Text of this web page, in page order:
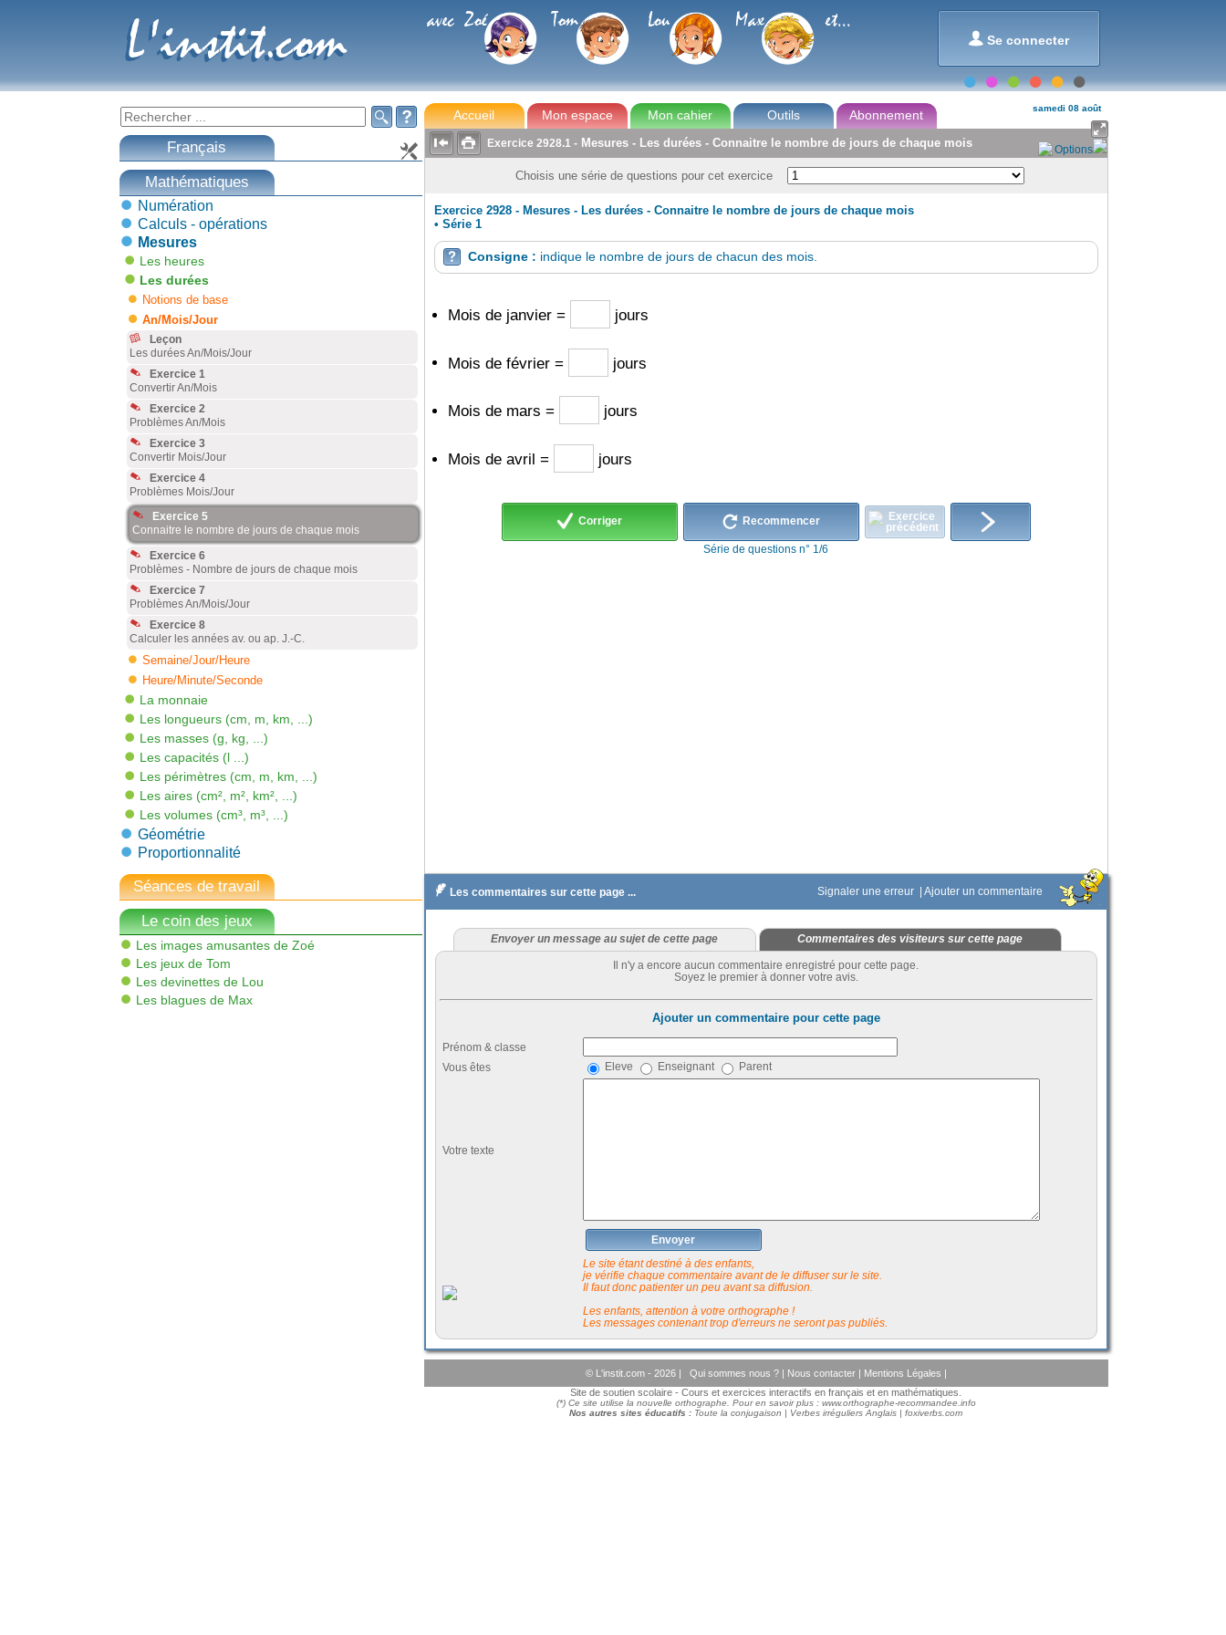
 Se connecter
L'instit.com
L'instit.com avec Zoé Tom Lou Max et...
 

Français
Mathématiques
Numération
Calculs - opérations
Mesures
Les heures
Les durées
Notions de base
An/Mois/Jour
Leçon
Les durées An/Mois/Jour
Exercice 1
Convertir An/Mois
Exercice 2
Problèmes An/Mois
Exercice 3
Convertir Mois/Jour
Exercice 4
Problèmes Mois/Jour
Exercice 5
Connaitre le nombre de jours de chaque mois
Exercice 6
Problèmes - Nombre de jours de chaque mois
Exercice 7
Problèmes An/Mois/Jour
Exercice 8
Calculer les années av. ou ap. J.-C.
Semaine/Jour/Heure
Heure/Minute/Seconde
La monnaie
Les longueurs (cm, m, km, ...)
Les masses (g, kg, ...)
Les capacités (l ...)
Les périmètres (cm, m, km, ...)
Les aires (cm², m², km², ...)
Les volumes (cm³, m³, ...)
Géométrie
Proportionnalité
Séances de travail
Le coin des jeux
Les images amusantes de Zoé
Les jeux de Tom
Les devinettes de Lou
Les blagues de Max
Accueil Mon espace Mon cahier Outils Abonnement samedi 08 août

  Exercice 2928.1- Mesures - Les durées - Connaitre le nombre de jours de chaque mois Options
Choisis une série de questions pour cet exercice
Exercice 2928 - Mesures - Les durées - Connaitre le nombre de jours de chaque mois
• Série 1
 Consigne : indique le nombre de jours de chacun des mois.
Mois de janvier = jours
Mois de février = jours
Mois de mars = jours
Mois de avril = jours
Corriger Recommencer
Série de questions n° 1/6
 Les commentaires sur cette page ... Signaler une erreur | Ajouter un commentaire
Envoyer un message au sujet de cette page Commentaires des visiteurs sur cette page
Il n'y a encore aucun commentaire enregistré pour cette page.
Soyez le premier à donner votre avis.
Ajouter un commentaire pour cette page
Prénom & classe
Vous êtes
Eleve Enseignant Parent
Votre texte
Envoyer
Le site étant destiné à des enfants,
je vérifie chaque commentaire avant de le diffuser sur le site.
Il faut donc patienter un peu avant sa diffusion.
Les enfants, attention à votre orthographe !
Les messages contenant trop d'erreurs ne seront pas publiés.
© L'instit.com - 2026 | Qui sommes nous ? | Nous contacter | Mentions Légales |
Site de soutien scolaire - Cours et exercices interactifs en français et en mathématiques.
(*) Ce site utilise la nouvelle orthographe. Pour en savoir plus : www.orthographe-recommandee.info
Nos autres sites éducatifs : Toute la conjugaison | Verbes irréguliers Anglais | foxiverbs.com